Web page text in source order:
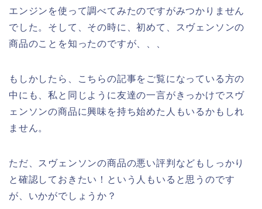
エンジンを使って調べてみたのですがみつかりません
でした。そして、その時に、初めて、スヴェンソンの
商品のことを知ったのですが、、、
もしかしたら、こちらの記事をご覧になっている方の
中にも、私と同じように友達の一言がきっかけでスヴ
ェンソンの商品に興味を持ち始めた人もいるかもしれ
ません。
ただ、スヴェンソンの商品の悪い評判などもしっかり
と確認しておきたい！という人もいると思うのです
が、いかがでしょうか？